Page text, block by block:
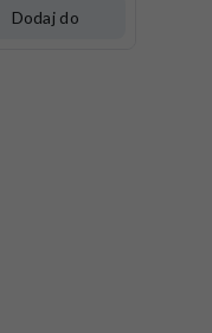
Dodaj do